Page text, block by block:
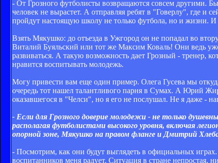
- От Грозного футболисты возвращаются совсем другими.
человек не вырастет. А отправляя ребят в "Говерлу", где и
пройдут настоящую школу не только футбола, но и жизни.
Взять Мякушко: до отъезда в Ужгород он не попадал во
Виталий Буяльский или тот же Максим Коваль! Они ведь
развиваться. А такую возможность дает Грозный - тренер,
нравится воспитывать молодежь.
Могу привести вам еще один пример. Олега Гусева мы
очередь тот нашел талантливого парня в Сумах. А Юрий
оказавшегося в "Челси", но я его не послушал. Не я даже -
- Если для Грозного доверие молодежи - не только
располагая футболистами высокого уровня, включая
опорной зоне, Мякушко на правом фланге и Дмитрий
- Посмотрим, как они будут выглядеть в официальных
воспитанников меня радует. Ситуация в стране непростая,